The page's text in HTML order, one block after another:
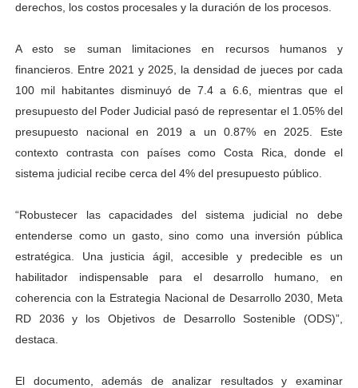
derechos, los costos procesales y la duración de los procesos.
A esto se suman limitaciones en recursos humanos y
financieros. Entre 2021 y 2025, la densidad de jueces por cada
100 mil habitantes disminuyó de 7.4 a 6.6, mientras que el
presupuesto del Poder Judicial pasó de representar el 1.05% del
presupuesto nacional en 2019 a un 0.87% en 2025. Este
contexto contrasta con países como Costa Rica, donde el
sistema judicial recibe cerca del 4% del presupuesto público.
“Robustecer las capacidades del sistema judicial no debe
entenderse como un gasto, sino como una inversión pública
estratégica. Una justicia ágil, accesible y predecible es un
habilitador indispensable para el desarrollo humano, en
coherencia con la Estrategia Nacional de Desarrollo 2030, Meta
RD 2036 y los Objetivos de Desarrollo Sostenible (ODS)”,
destaca.
El documento, además de analizar resultados y examinar